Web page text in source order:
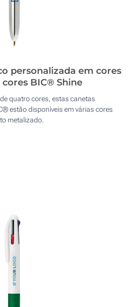
personalizada em cores
BIC® Shine
quatro cores, estas canetas
estão disponíveis em várias cores
metalizado.